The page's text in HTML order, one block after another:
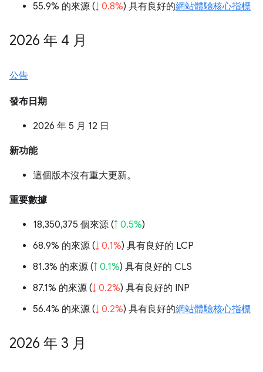
55.9% 的來源 (↓ 0.8%) 具有良好的網站體驗核心指標
2026 年 4 月
公告
發布日期
2026 年 5 月 12 日
新功能
這個版本沒有重大更新。
重要數據
18,350,375 個來源 (↑ 0.5%)
68.9% 的來源 (↓ 0.1%) 具有良好的 LCP
81.3% 的來源 (↑ 0.1%) 具有良好的 CLS
87.1% 的來源 (↓ 0.2%) 具有良好的 INP
56.4% 的來源 (↓ 0.2%) 具有良好的網站體驗核心指標
2026 年 3 月